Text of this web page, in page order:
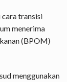
cara transisi
menerima
(BPOM)
menggunakan